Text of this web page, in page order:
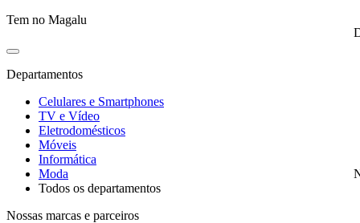
Tem no Magalu
Departamentos
Celulares e Smartphones
TV e Vídeo
Eletrodomésticos
Móveis
Informática
Moda
Todos os departamentos
Nossas marcas e parceiros